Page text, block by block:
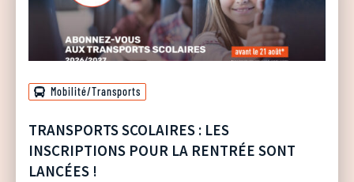
Mobilité/Transports
TRANSPORTS SCOLAIRES : LES
INSCRIPTIONS POUR LA RENTRÉE SONT
LANCÉES !